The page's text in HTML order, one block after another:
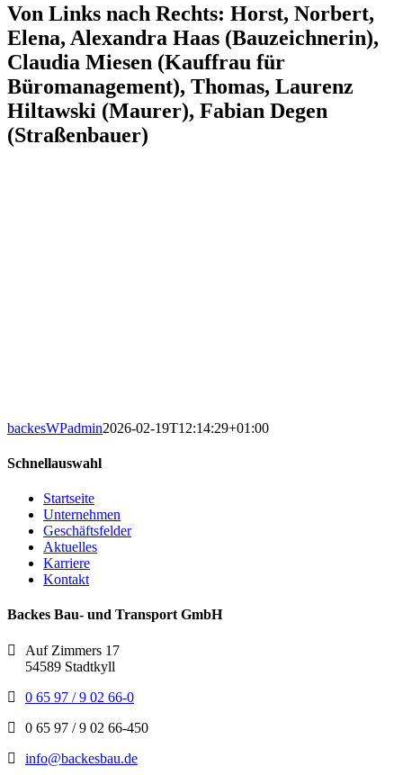
Von Links nach Rechts: Horst, Norbert,
Elena, Alexandra Haas (Bauzeichnerin),
Claudia Miesen (Kauffrau für
Büromanagement), Thomas, Laurenz
Hiltawski (Maurer), Fabian Degen
(Straßenbauer)
backesWPadmin2026-02-19T12:14:29+01:00
Schnellauswahl
Startseite
Unternehmen
Geschäftsfelder
Aktuelles
Karriere
Kontakt
Backes Bau- und Transport GmbH
Auf Zimmers 17
54589 Stadtkyll
0 65 97 / 9 02 66-0
0 65 97 / 9 02 66-450
info@backesbau.de